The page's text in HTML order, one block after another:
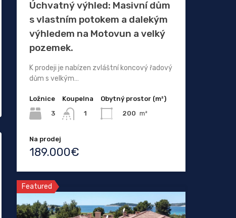
Úchvatný výhled: Masivní dům
s vlastním potokem a dalekým
výhledem na Motovun a velký
pozemek.
K prodeji je nabízen zvláštní koncový řadový
dům s velkým…
Ložnice
3
Koupelna
1
Obytný prostor (m²)
200 m²
Na prodej
189.000€
Featured